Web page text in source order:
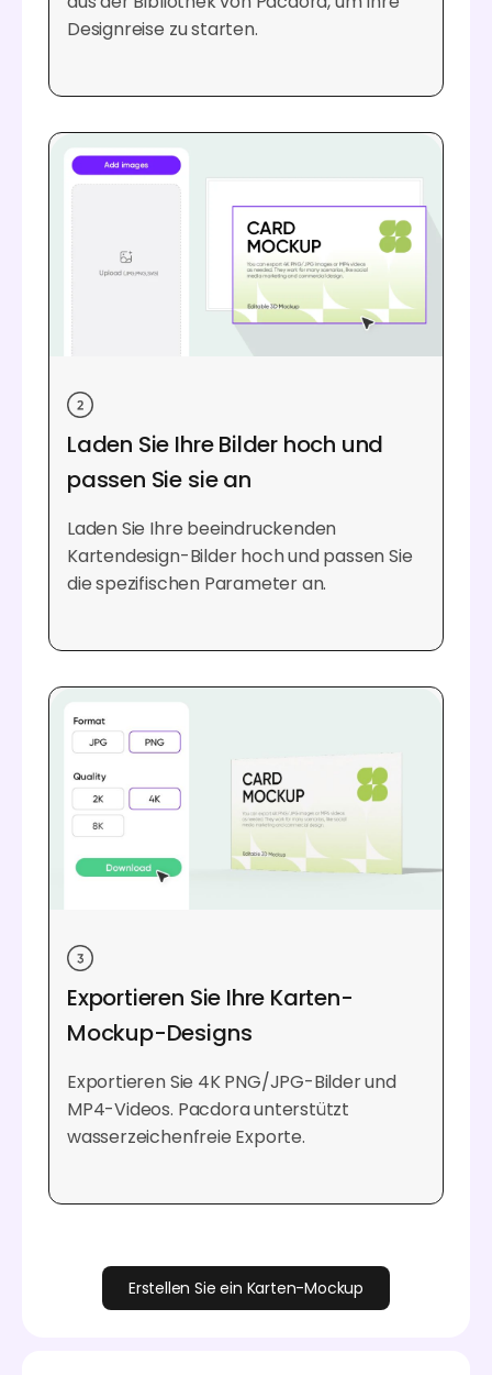
Designreise zu starten.
Laden Sie Ihre Bilder hoch und
passen Sie sie an
Laden Sie Ihre beeindruckenden
Kartendesign-Bilder hoch und passen Sie
die spezifischen Parameter an.
Exportieren Sie Ihre Karten-
Mockup-Designs
Exportieren Sie 4K PNG/JPG-Bilder und
MP4-Videos. Pacdora unterstützt
wasserzeichenfreie Exporte.
Erstellen Sie ein Karten-Mockup